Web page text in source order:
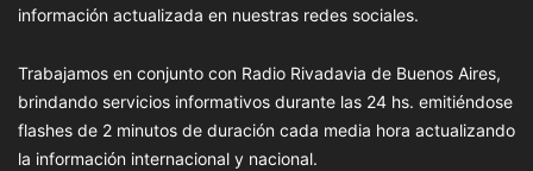
información actualizada en nuestras redes sociales.
Trabajamos en conjunto con Radio Rivadavia de Buenos Aires,
brindando servicios informativos durante las 24 hs. emitiéndose
flashes de 2 minutos de duración cada media hora actualizando
la información internacional y nacional.